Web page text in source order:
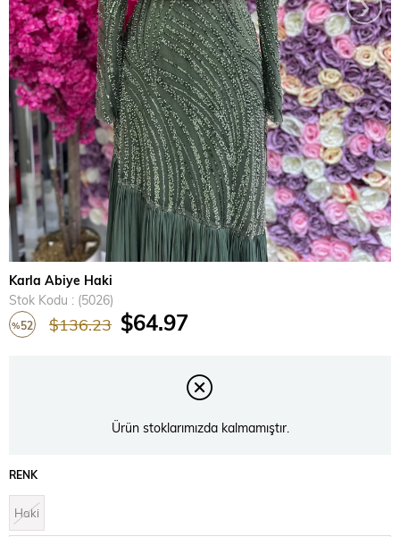
Karla Abiye Haki
Stok Kodu
(5026)
%52 $136.23 $64.97
Ürün stoklarımızda kalmamıştır.
RENK
Haki